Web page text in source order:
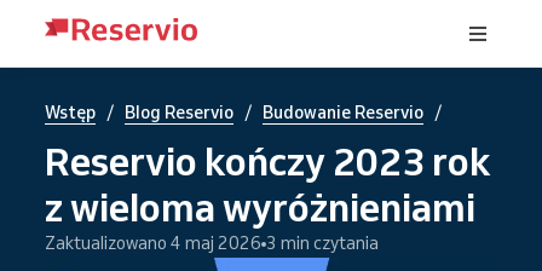
Wstęp / Blog Reservio / Budowanie Reservio /
Reservio kończy 2023 rok
z wieloma wyróżnieniami
Zaktualizowano 4 maj 2026 3 min czytania